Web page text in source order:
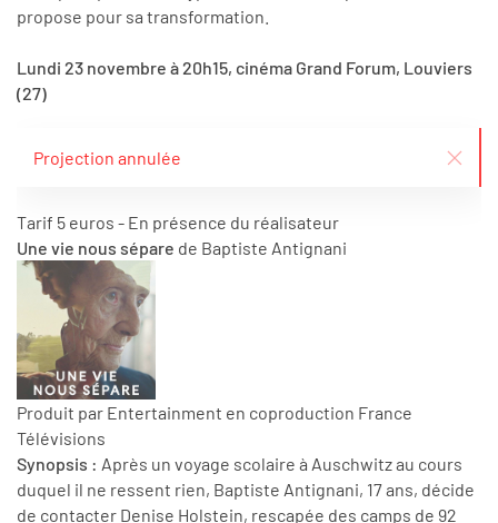
propose pour sa transformation.
Lundi 23 novembre à 20h15, cinéma Grand Forum, Louviers
(27)
Projection annulée
Tarif 5 euros - En présence du réalisateur
Une vie nous sépare de Baptiste Antignani
Produit par Entertainment en coproduction France
Télévisions
Synopsis : Après un voyage scolaire à Auschwitz au cours
duquel il ne ressent rien, Baptiste Antignani, 17 ans, décide
de contacter Denise Holstein, rescapée des camps de 92